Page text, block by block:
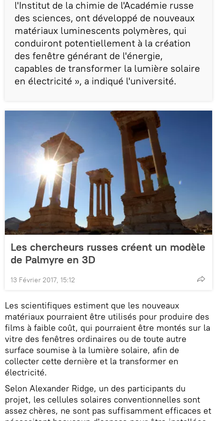
l'Institut de la chimie de l'Académie russe
des sciences, ont développé de nouveaux
matériaux luminescents polymères, qui
conduiront potentiellement à la création
des fenêtre générant de l'énergie,
capables de transformer la lumière solaire
en électricité », a indiqué l'université.
Les chercheurs russes créent un modèle
de Palmyre en 3D
13 Février 2017, 15:12
Les scientifiques estiment que les nouveaux
matériaux pourraient être utilisés pour produire des
films à faible coût, qui pourraient être montés sur la
vitre des fenêtres ordinaires ou de toute autre
surface soumise à la lumière solaire, afin de
collecter cette dernière et la transformer en
électricité.
Selon Alexander Ridge, un des participants du
projet, les cellules solaires conventionnelles sont
assez chères, ne sont pas suffisamment efficaces et